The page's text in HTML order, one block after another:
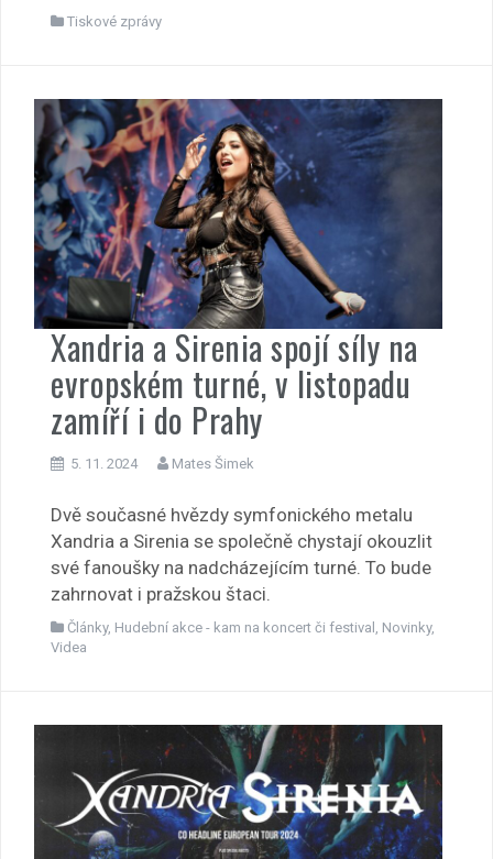
Tiskové zprávy
Xandria a Sirenia spojí síly na
evropském turné, v listopadu
zamíří i do Prahy
5. 11. 2024 Mates Šimek
Dvě současné hvězdy symfonického metalu
Xandria a Sirenia se společně chystají okouzlit
své fanoušky na nadcházejícím turné. To bude
zahrnovat i pražskou štaci.
Články, Hudební akce - kam na koncert či festival , Novinky,
Videa